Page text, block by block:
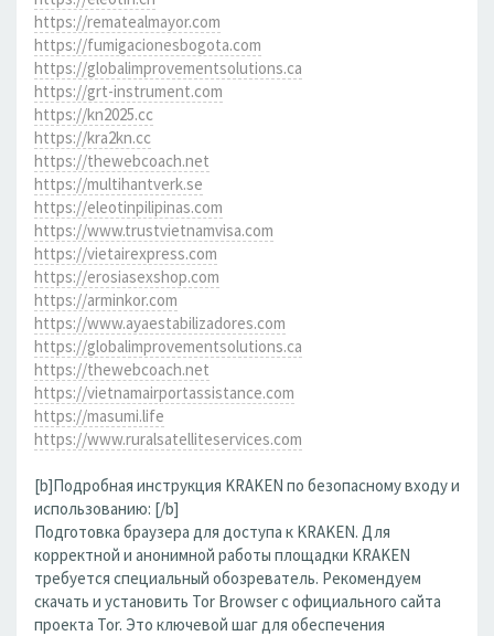
https://rematealmayor.com
https://fumigacionesbogota.com
https://globalimprovementsolutions.ca
https://grt-instrument.com
https://kn2025.cc
https://kra2kn.cc
https://thewebcoach.net
https://multihantverk.se
https://eleotinpilipinas.com
https://www.trustvietnamvisa.com
https://vietairexpress.com
https://erosiasexshop.com
https://arminkor.com
https://www.ayaestabilizadores.com
https://globalimprovementsolutions.ca
https://thewebcoach.net
https://vietnamairportassistance.com
https://masumi.life
https://www.ruralsatelliteservices.com
[b]Подробная инструкция KRAKEN по безопасному входу и
использованию: [/b]
Подготовка браузера для доступа к KRAKEN. Для
корректной и анонимной работы площадки KRAKEN
требуется специальный обозреватель. Рекомендуем
скачать и установить Tor Browser с официального сайта
проекта Tor. Это ключевой шаг для обеспечения